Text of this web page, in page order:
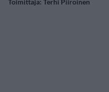
Toimittaja: Terhi Piiroinen